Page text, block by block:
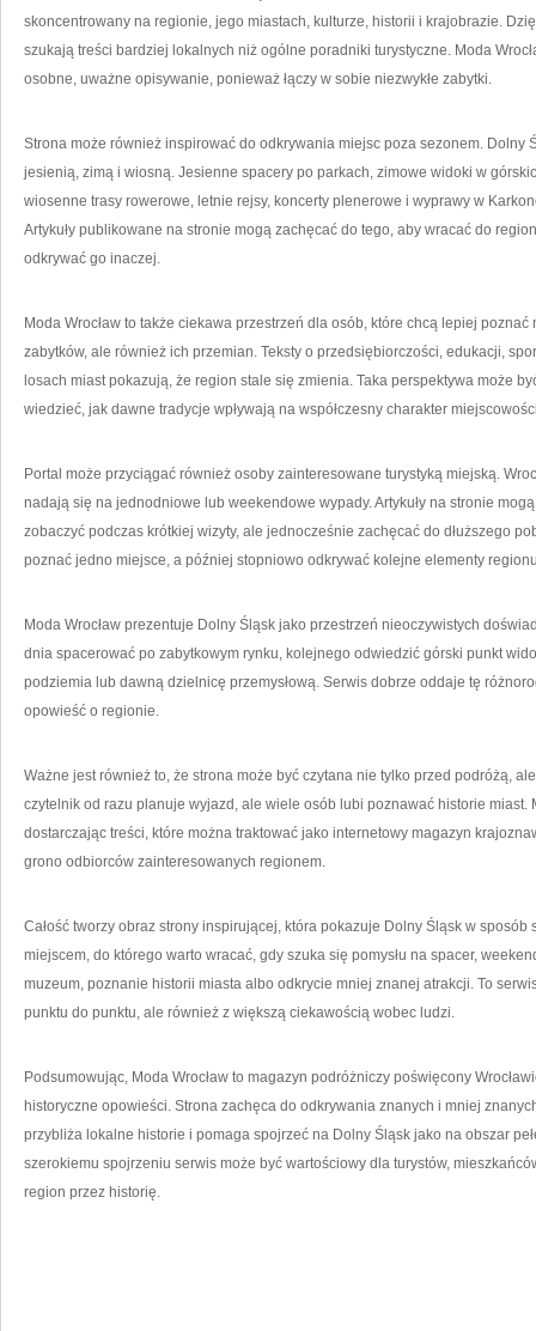
skoncentrowany na regionie, jego miastach, kulturze, historii i krajobrazie.
szukają treści bardziej lokalnych niż ogólne poradniki turystyczne. Moda
osobne, uważne opisywanie, ponieważ łączy w sobie niezwykłe zabytki.
Strona może również inspirować do odkrywania miejsc poza sezonem. Dolny
jesienią, zimą i wiosną. Jesienne spacery po parkach, zimowe widoki w
wiosenne trasy rowerowe, letnie rejsy, koncerty plenerowe i wyprawy w
Artykuły publikowane na stronie mogą zachęcać do tego, aby wracać do
odkrywać go inaczej.
Moda Wrocław to także ciekawa przestrzeń dla osób, które chcą lepiej
zabytków, ale również ich przemian. Teksty o przedsiębiorczości, edukacji,
losach miast pokazują, że region stale się zmienia. Taka perspektywa może
wiedzieć, jak dawne tradycje wpływają na współczesny charakter
Portal może przyciągać również osoby zainteresowane turystyką miejską.
nadają się na jednodniowe lub weekendowe wypady. Artykuły na stronie
zobaczyć podczas krótkiej wizyty, ale jednocześnie zachęcać do dłuższego
poznać jedno miejsce, a później stopniowo odkrywać kolejne elementy
Moda Wrocław prezentuje Dolny Śląsk jako przestrzeń nieoczywistych
dnia spacerować po zabytkowym rynku, kolejnego odwiedzić górski punkt
podziemia lub dawną dzielnicę przemysłową. Serwis dobrze oddaje tę
opowieść o regionie.
Ważne jest również to, że strona może być czytana nie tylko przed podróżą,
czytelnik od razu planuje wyjazd, ale wiele osób lubi poznawać historie miast.
dostarczając treści, które można traktować jako internetowy magazyn
grono odbiorców zainteresowanych regionem.
Całość tworzy obraz strony inspirującej, która pokazuje Dolny Śląsk w sposób
miejscem, do którego warto wracać, gdy szuka się pomysłu na spacer,
muzeum, poznanie historii miasta albo odkrycie mniej znanej atrakcji. To
punktu do punktu, ale również z większą ciekawością wobec ludzi.
Podsumowując, Moda Wrocław to magazyn podróżniczy poświęcony
historyczne opowieści. Strona zachęca do odkrywania znanych i mniej
przybliża lokalne historie i pomaga spojrzeć na Dolny Śląsk jako na obszar
szerokiemu spojrzeniu serwis może być wartościowy dla turystów,
region przez historię.